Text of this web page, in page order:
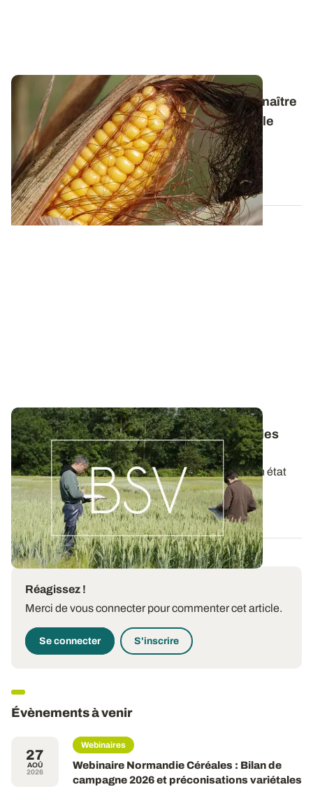
De la levée à la maturité complète - Reconnaître
les stades du maïs tout au long de son cycle
Retrouvez, dans une plaquette illustrée, les clés de
détermination des différents stades...
23 JUIN 2022
Bulletins de Santé du Végétal - Consultez les
derniers BSV de votre région
Ces bulletins, publiés chaque semaine, dressent un état
des lieux exhaustif des cultures...
19 MAI 2026
Réagissez !
Merci de vous connecter pour commenter cet article.
Se connecter S'inscrire
Évènements à venir
27
AOÛ
2026
Webinaires
Webinaire Normandie Céréales : Bilan de
campagne 2026 et préconisations variétales